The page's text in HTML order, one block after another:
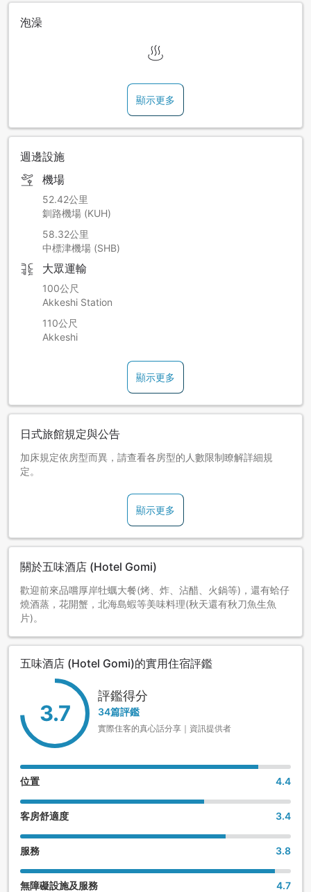
泡澡
顯示更多
週邊設施
機場
52.42公里
釧路機場 (KUH)
58.32公里
中標津機場 (SHB)
大眾運輸
100公尺
Akkeshi Station
110公尺
Akkeshi
顯示更多
日式旅館規定與公告
加床規定依房型而異，請查看各房型的人數限制瞭解詳細規
定。
顯示更多
關於五味酒店 (Hotel Gomi)
歡迎前來品嚐厚岸牡蠣大餐(烤、炸、沾醋、火鍋等)，還有蛤仔
燒酒蒸，花開蟹，北海島蝦等美味料理(秋天還有秋刀魚生魚
片)。
五味酒店 (Hotel Gomi)的實用住宿評鑑
3.7
評鑑得分
34篇評鑑
實際住客的真心話分享｜資訊提供者
位置 4.4
客房舒適度 3.4
服務 3.8
無障礙設施及服務 4.7